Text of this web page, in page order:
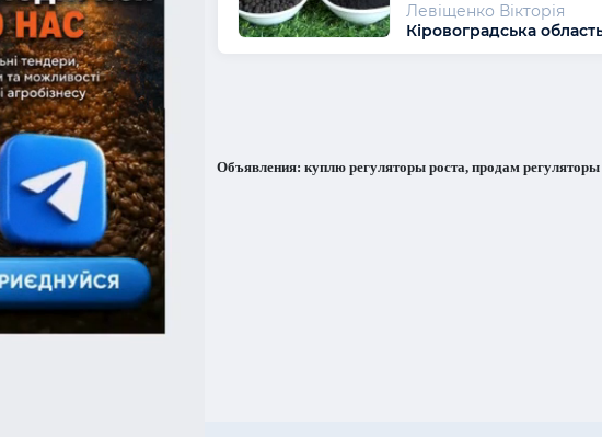
Левіщенко Вікторія
Кіровоградська
Объявления: куплю регуляторы роста, продам